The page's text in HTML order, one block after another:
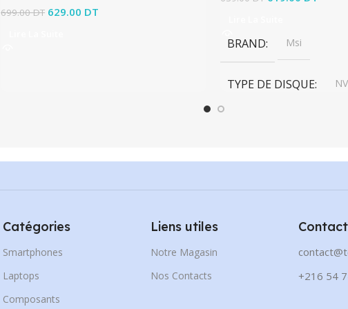
699.00DT Le prix initial était : 699.00 DT.
629.00 DT
BRAND Msi
TYPE DE DISQUE
Catégories
Smartphones
Laptops
Composants
Liens utiles
Notre Magasin
Nos Contacts
+216 54